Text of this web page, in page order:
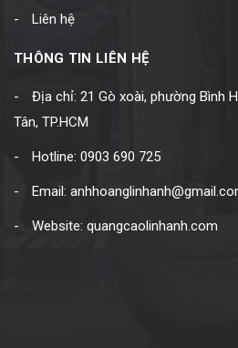
Liên hệ
THÔNG TIN LIÊN HỆ
Địa chỉ: 21 Gò xoài, phường Bình
Tân, TP.HCM
Hotline: 0903 690 725
Email:
Website: quangcaolinhanh.com